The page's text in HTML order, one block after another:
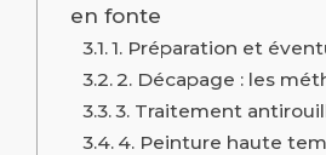
en fonte
1. Préparation et
2. Décapage : les
3. Traitement
4. Peinture haute